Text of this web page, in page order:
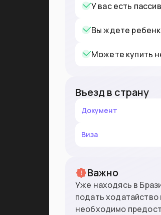
У вас есть
Вы ждете
Можете купить
Въезд в страну
Документ
Виза
Важно
Уже находясь в
подать ходатайство
необходимо